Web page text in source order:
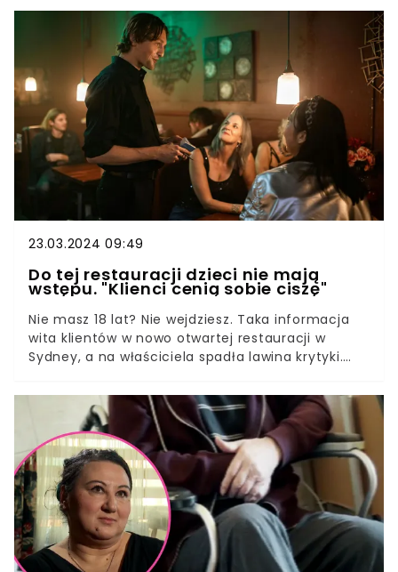
oczyszczające i przerażające zarazem. Tak - na
wsi lepiej dla dzieci, ale czy wygodniej,
wiedziałam, że nie, bo sama wychowałam się na
wsi. Dla męża to była nowość, całe życie spędził
w bloku. Po 7 latach od wyprowadzki z Warszawy
do wsi o wymyślnej nazwie, którą dziś zamieszkuje
niewiele ponad 300 osób, pokuszę się o małe
podsumowanie. Co wieś nam dała, co zabrała?
Czy wrócilibyśmy do bloku i czy da się być
"swoim" będąc przybyszem i mieszczuchem? Od
razu uprzedzę, że ten tekst należy potraktować z
lekkim przymrużeniem oka, a moje osądy są moje
i są absolutnie subiektywne.
23.03.2024 09:49
Do tej restauracji dzieci nie mają
wstępu. "Klienci cenią sobie ciszę"
Nie masz 18 lat? Nie wejdziesz. Taka informacja
wita klientów w nowo otwartej restauracji w
Sydney, a na właściciela spadła lawina krytyki.
zmienia. Decyzja zapadła po tym, jak zaproszone
na otwarcie dziecko uległo wypadkowi. Pomysł
zakazu wstępu z dziećmi nie dotyczy tylko
odległych krajów. Takie rzeczy dzieją się także w
Polsce. Wielu krytyków widzi w tym przejaw
dyskryminacji, mimo iż oficjalnie żadne prawo
tego niezabrania. Inni są przekonani, że dorośli
powinni mieć dostęp do miejsc, w którym mogą
cieszyć się tylko towarzystwem pełnoletnich. A
co na to wszystko rodzice?